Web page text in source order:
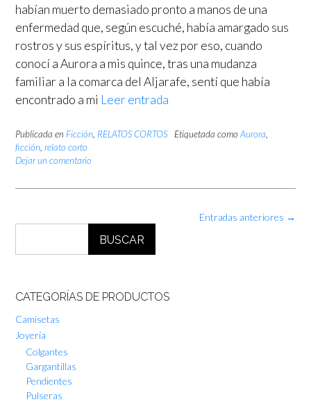
habían muerto demasiado pronto a manos de una
enfermedad que, según escuché, había amargado sus
rostros y sus espíritus, y tal vez por eso, cuando
conocí a Aurora a mis quince, tras una mudanza
familiar a la comarca del Aljarafe, sentí que había
encontrado a mi Leer entrada
Publicada en Ficción RELATOS CORTOS Etiquetada como Aurora
ficción relato corto
Dejar un comentario
Entradas anteriores →
BUSCAR
CATEGORÍAS DE PRODUCTOS
Camisetas
Joyería
Colgantes
Gargantillas
Pendientes
Pulseras